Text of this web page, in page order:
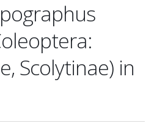
Scolytinae) in